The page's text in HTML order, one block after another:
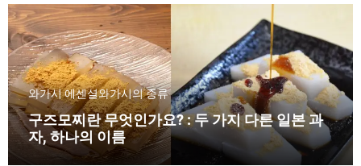
와가시 에센셜와가시의 종류
구즈모찌란 무엇인가요? : 두 가지 다른 일본 과
자, 하나의 이름